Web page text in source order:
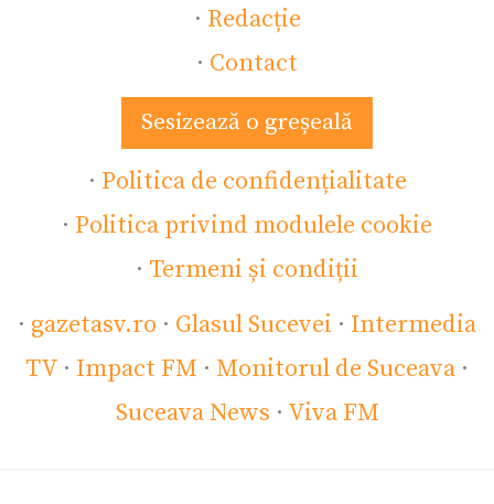
· Redacție
· Contact
Sesizează o greșeală
· Politica de confidențialitate
· Politica privind modulele cookie
· Termeni și condiții
· gazetasv.ro · Glasul Sucevei · Intermedia
TV · Impact FM · Monitorul de Suceava ·
Suceava News · Viva FM